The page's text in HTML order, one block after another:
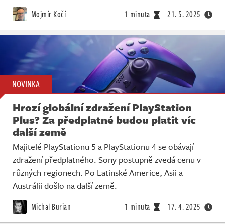
Mojmír Kočí 1 minuta 21. 5. 2025
NOVINKA
Hrozí globální zdražení PlayStation
Plus? Za předplatné budou platit víc
další země
Majitelé PlayStationu 5 a PlayStationu 4 se obávají
zdražení předplatného. Sony postupně zvedá cenu v
různých regionech. Po Latinské Americe, Asii a
Austrálii došlo na další země.
Michal Burian 1 minuta 17. 4. 2025